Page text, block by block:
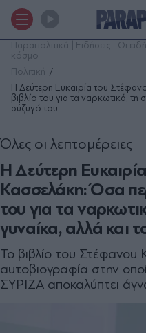
Παραπολιτικά | Ειδήσεις - Οι
κόσμο
Πολιτική
H Δεύτερη Ευκαιρία του
βιβλίο του για τα ναρκωτικά, τη
σύζυγό του
H Δεύτερη
Κασσελάκη: Όσα
του για τα
γυναίκα, αλλά και
Όλες οι λεπτομέρειες
Το βιβλίο του Στέφανου
αυτοβιογραφία στην
ΣΥΡΙΖΑ αποκαλύπτει